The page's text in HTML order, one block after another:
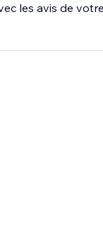
les avis de votre